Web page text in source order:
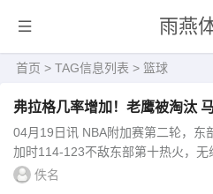
雨燕
首页 > TAG信息列表 > 篮球
弗拉格几率增加！老鹰被淘汰
两个乐透签&状元概率6.7%
04月19日讯 NBA附加赛第二轮，东
加时114-123不敌东部第十热火，无
根据规则，马刺自己的签有6%的概
佚名